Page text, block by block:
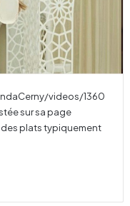
videos/1360
sur sa page
plats typiquement